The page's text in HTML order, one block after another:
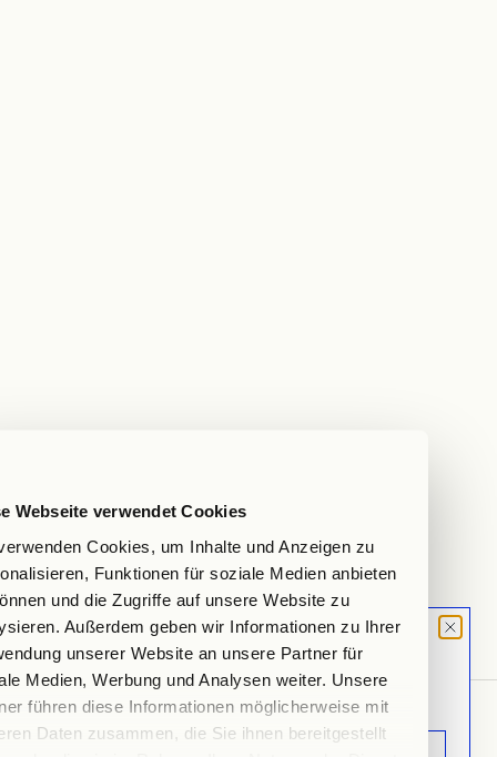
Webseite verwendet Cookies
Cookies, um Inhalte und Anzeigen zu
Funktionen für soziale Medien anbieten
und die Zugriffe auf unsere Website zu
Außerdem geben wir Informationen zu Ihrer
unserer Website an unsere Partner für
Medien, Werbung und Analysen weiter. Unsere
führen diese Informationen möglicherweise mit
Daten zusammen, die Sie ihnen bereitgestellt
Verwöhnen Sie Ihre Sinne: Der Zauber des Espresso Macchiato
Entdecken Sie den Zauber des Espresso Macchiato: Aromen,
Zubereitung und Ästhetik in perfekter Harmonie. Die Kunst des
Weiterlesen
ABOUT US
MOOD LETTER
Sign up and don't miss any launches,
updates & specials.